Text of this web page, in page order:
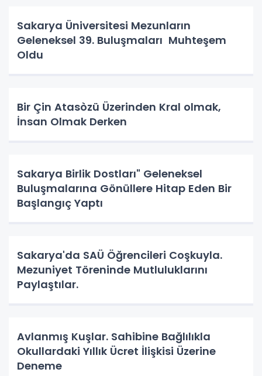
Sakarya Üniversitesi Mezunların
Geleneksel 39. Buluşmaları Muhteşem
Oldu
Bir Çin Atasòzü Üzerinden Kral olmak,
İnsan Olmak Derken
Sakarya Birlik Dostları" Geleneksel
Buluşmalarına Gönüllere Hitap Eden Bir
Başlangıç Yaptı
Sakarya'da SAÜ Öğrencileri Coşkuyla.
Mezuniyet Töreninde Mutluluklarını
Paylaştılar.
Avlanmış Kuşlar. Sahibine Bağlılıkla
Okullardaki Yıllık Ücret İlişkisi Üzerine
Deneme